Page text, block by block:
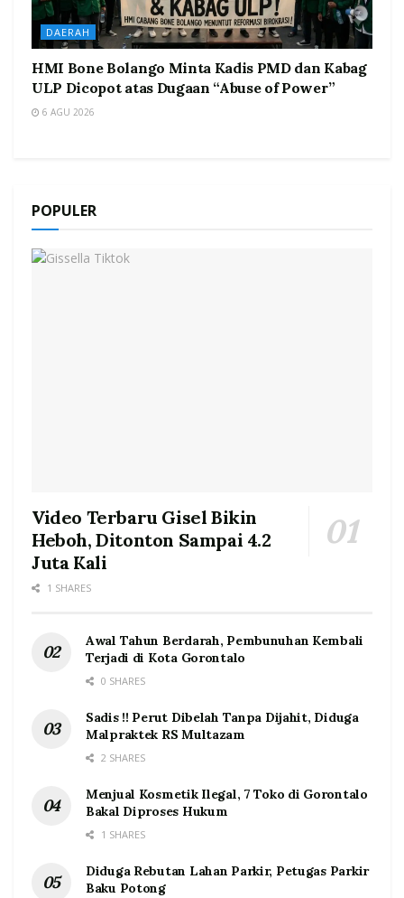
DAERAH
HMI Bone Bolango Minta Kadis PMD dan Kabag
ULP Dicopot atas Dugaan “Abuse of Power”
6 AGU 2026
POPULER
Video Terbaru Gisel Bikin
Heboh, Ditonton Sampai 4.2
Juta Kali
1 SHARES
Awal Tahun Berdarah, Pembunuhan Kembali
Terjadi di Kota Gorontalo
0 SHARES
Sadis !! Perut Dibelah Tanpa Dijahit, Diduga
Malpraktek RS Multazam
2 SHARES
Menjual Kosmetik Ilegal, 7 Toko di Gorontalo
Bakal Diproses Hukum
1 SHARES
Diduga Rebutan Lahan Parkir, Petugas Parkir
Baku Potong